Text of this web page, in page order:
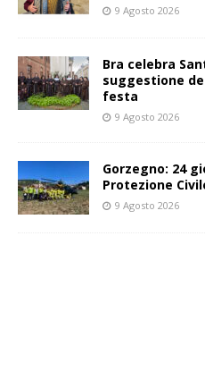
9 Agosto 2026
Bra celebra
suggestione
festa
9 Agosto 2026
Gorzegno: 24
Protezione
9 Agosto 2026